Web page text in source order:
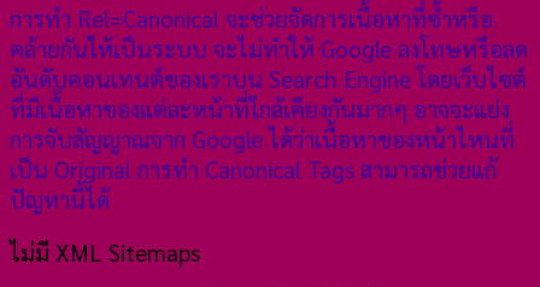
การทำ Rel=Canonical จะช่วยจัดการเนื้อหาที่ซ้ำหรือ
คล้ายกันให้เป็นระบบ จะไม่ทำให้ Google ลงโทษหรือลด
อันดับคอนเทนต์ของเราบน Search Engine โดยเว็บไซต์
ที่มีเนื้อหาของแต่ละหน้าที่ใกล้เคียงกันมากๆ อาจจะแย่ง
การจับสัญญาณจาก Google ได้ว่าเนื้อหาของหน้าไหนที่
เป็น Original การทำ Canonical Tags สามารถช่วยแก้
ปัญหานี้ได้
ไม่มี XML Sitemaps